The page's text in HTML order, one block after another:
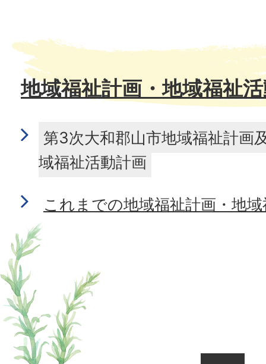
地域福祉計画・地域福祉
第3次大和郡山市地域福祉計画
域福祉活動計画
これまでの地域福祉計画・地